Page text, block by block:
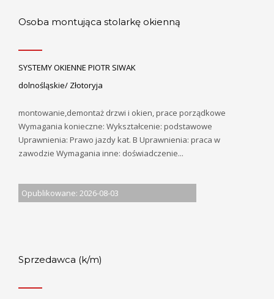
Osoba montująca stolarkę okienną
SYSTEMY OKIENNE PIOTR SIWAK
dolnośląskie/ Złotoryja
montowanie,demontaż drzwi i okien, prace porządkowe
Wymagania konieczne: Wykształcenie: podstawowe
Uprawnienia: Prawo jazdy kat. B Uprawnienia: praca w
zawodzie Wymagania inne: doświadczenie...
Opublikowane: 2026-08-03
Sprzedawca (k/m)